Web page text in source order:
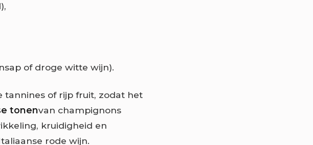
of droge witte wijn).
of rijp fruit, zodat het
tonenvan champignons
kruidigheid en
rode wijn.